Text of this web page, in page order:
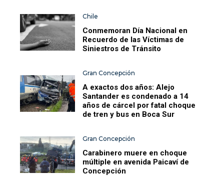
Chile
Conmemoran Día Nacional en
Recuerdo de las Víctimas de
Siniestros de Tránsito
Gran Concepción
A exactos dos años: Alejo
Santander es condenado a 14
años de cárcel por fatal choque
de tren y bus en Boca Sur
Gran Concepción
Carabinero muere en choque
múltiple en avenida Paicaví de
Concepción